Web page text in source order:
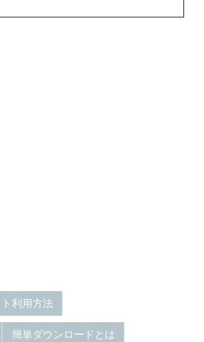
利用方法
簡単ダウンロードとは